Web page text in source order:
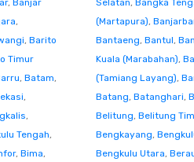
, Banjar
,
, Barito
Timur
, Batam,
,
,
Tengah,
, Bima,
Selatan, Bangka
(Martapura),
Bantaeng, Bantul,
Kuala (Marabahan),
(Tamiang Layang),
Batang, Batanghari,
Belitung, Belitung
Bengkayang,
Bengkulu Utara,